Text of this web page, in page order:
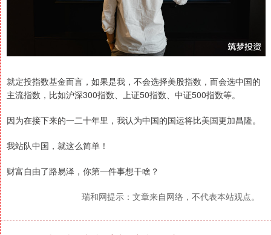
就定投指数基金而言，如果是我，不会选择美股指数，而会选中国的
主流指数，比如沪深300指数、上证50指数、中证500指数等。
因为在接下来的一二十年里，我认为中国的国运将比美国更加昌隆。
我站队中国，就这么简单！
财富自由了路易泽，你第一件事想干啥？
瑞和网提示：文章来自网络，不代表本站观点。